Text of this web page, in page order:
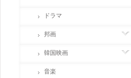
ドラマ
邦画
韓国映画
音楽